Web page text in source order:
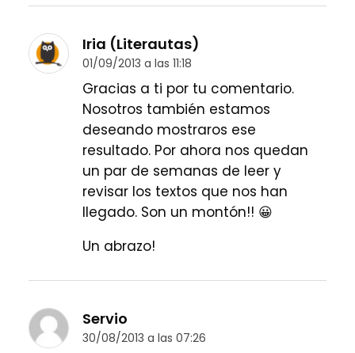
Iria (Literautas)
01/09/2013 a las 11:18
Gracias a ti por tu comentario.
Nosotros también estamos
deseando mostraros ese
resultado. Por ahora nos quedan
un par de semanas de leer y
revisar los textos que nos han
llegado. Son un montón!! 😀
Un abrazo!
Servio
30/08/2013 a las 07:26